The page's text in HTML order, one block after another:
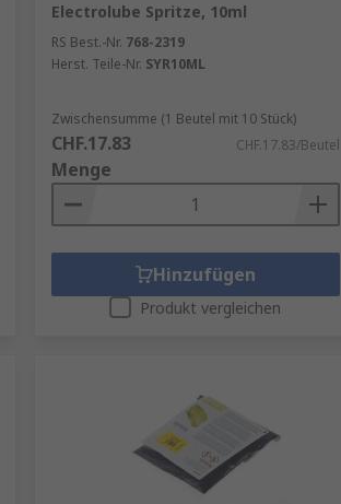
Electrolube Spritze, 10ml
RS Best.-Nr. 768-2319
Herst. Teile-Nr. SYR10ML
Zwischensumme (1 Beutel mit 10 Stück)
CHF.17.83 CHF.17.83/Beutel
Menge
Hinzufügen
Produkt vergleichen